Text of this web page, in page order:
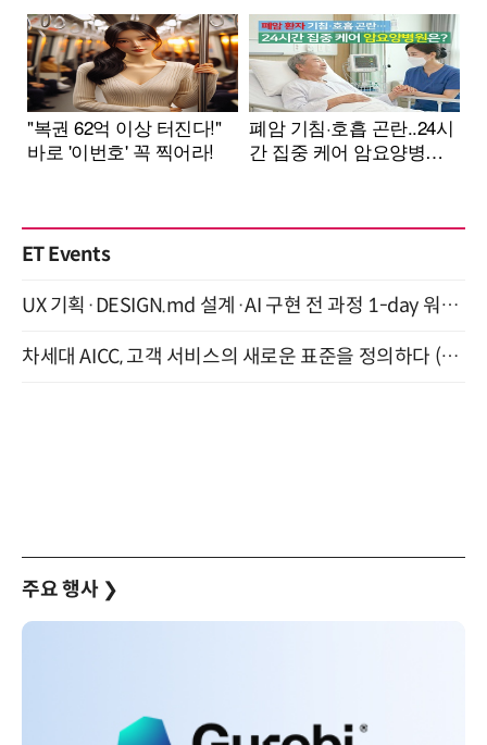
ET Events
UX 기획·DESIGN.md 설계·AI 구현 전 과정 1-day 워크숍 with Claude Code·Codex 9월 15일 개최
차세대 AICC, 고객 서비스의 새로운 표준을 정의하다 (9/9)
주요 행사 ❯